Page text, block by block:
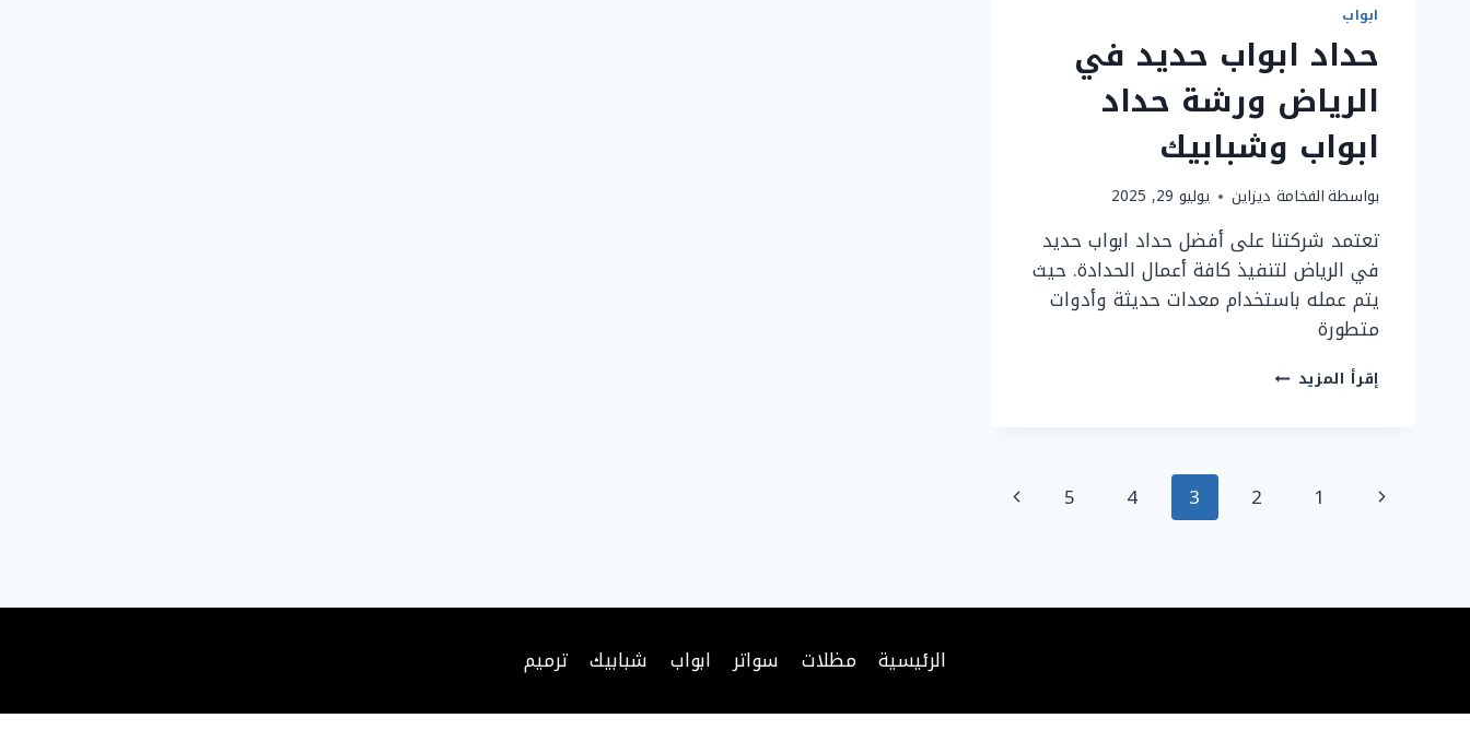
ابواب
حداد ابواب حديد في
الرياض ورشة حداد
ابواب وشبابيك
بواسطةالفخامة ديزاين يوليو 29, 2025
تعتمد شركتنا على أفضل حداد ابواب حديد
في الرياض لتنفيذ كافة أعمال الحدادة. حيث
يتم عمله باستخدام معدات حديثة وأدوات
متطورة
إقرأ المزيد حداد
ورشة
تنقل
الصفحة
1
2
3
4
5
الصفحة
الرئيسية مظلات سواتر ابواب شبابيك ترميم